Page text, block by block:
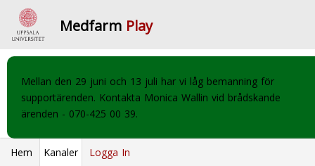
Medfarm Play
Mellan den 29 juni och 13 juli har vi låg bemanning för
supportärenden. Kontakta Monica Wallin vid brådskande
ärenden - 070-425 00 39.
Hem Kanaler Logga In